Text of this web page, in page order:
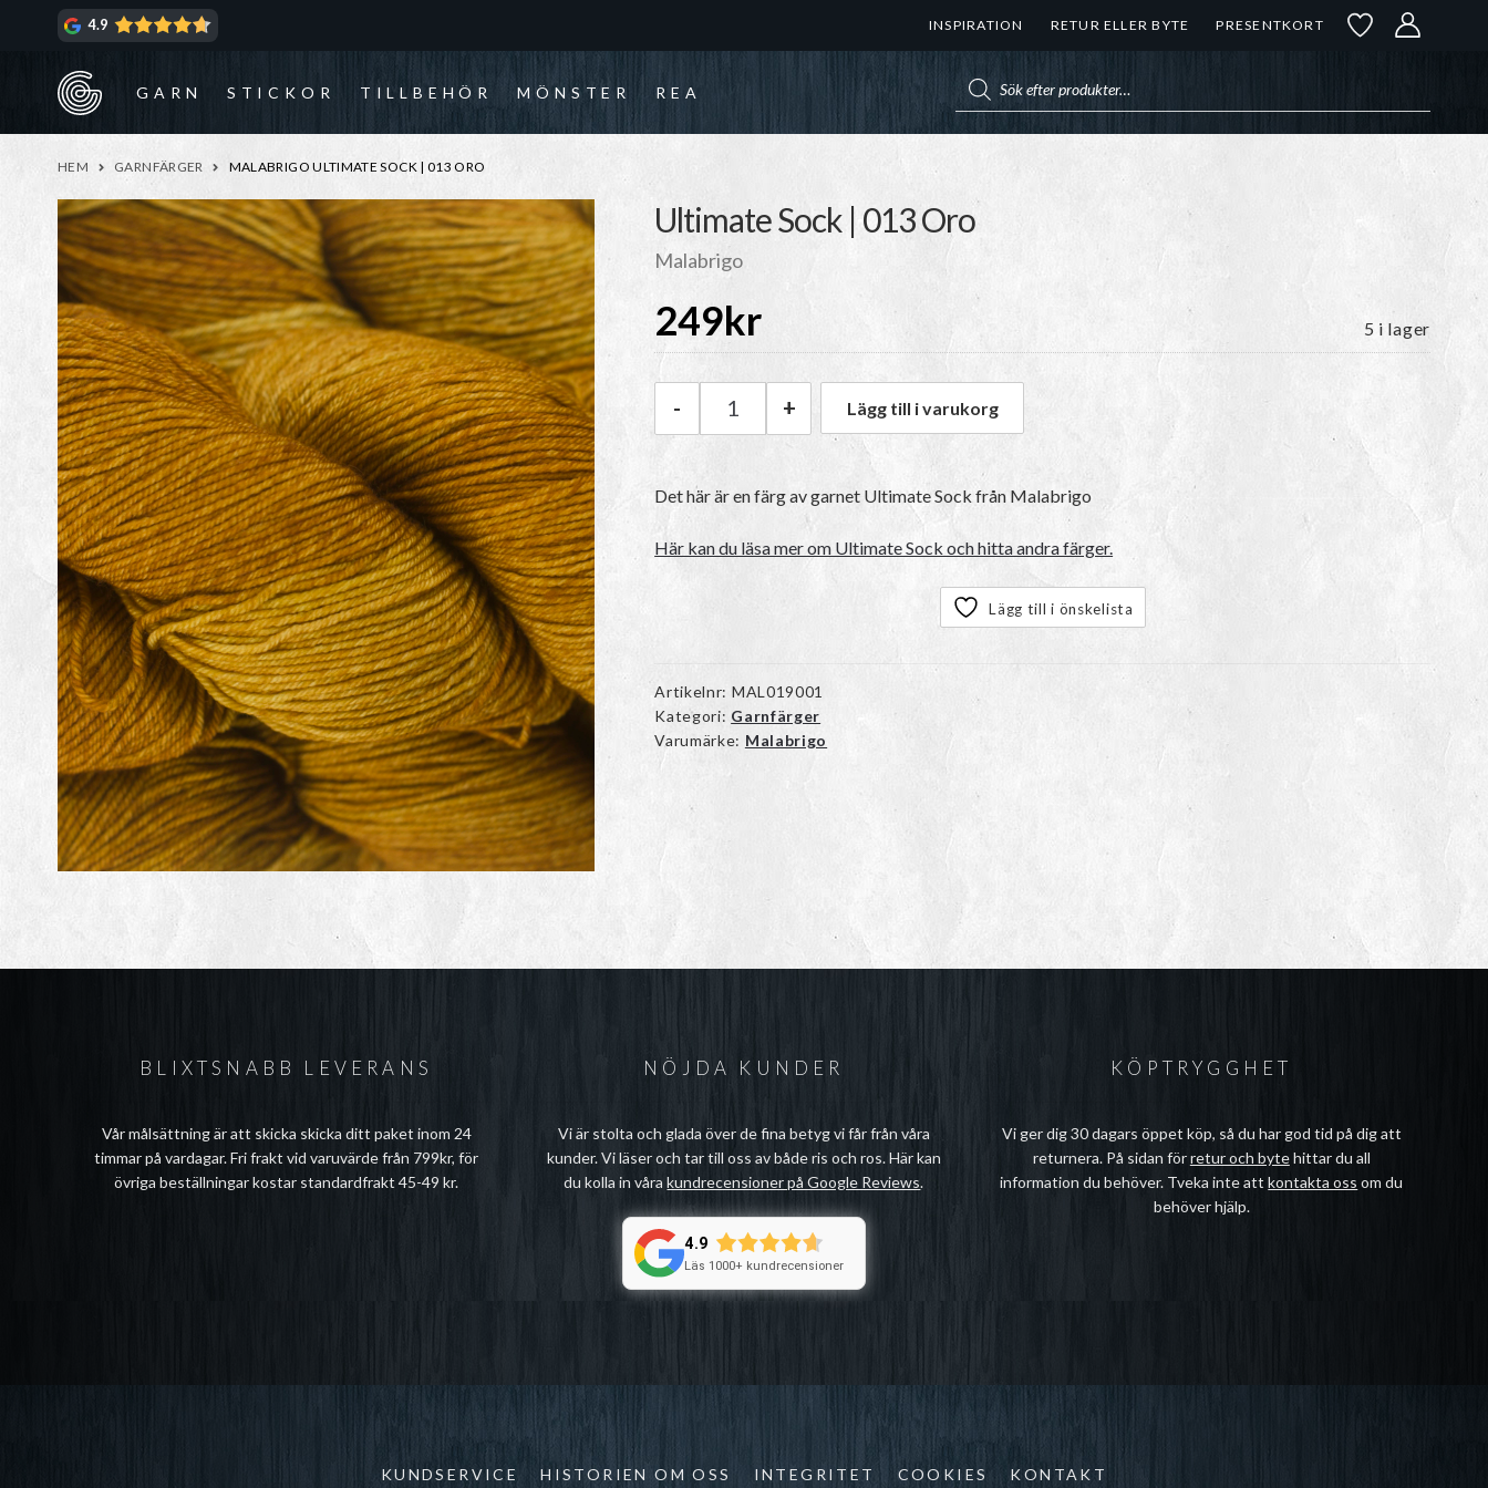
4.9 INSPIRATION RETUR ELLER BYTE PRESENTKORT
GARN STICKOR TILLBEHÖR MÖNSTER REA
HEM GARNFÄRGER MALABRIGO ULTIMATE SOCK | 013 ORO
Ultimate Sock | 013 Oro
Malabrigo
249kr 5 i lager
Malabrigo Ultimate Sock | 013 Oro mängd
- + Lägg till i varukorg
Det här är en färg av garnet Ultimate Sock från Malabrigo
Här kan du läsa mer om Ultimate Sock och hitta andra färger.
Lägg till i önskelista
Artikelnr: MAL019001
Kategori: Garnfärger
Varumärke: Malabrigo
BLIXTSNABB LEVERANS
Vår målsättning är att skicka skicka ditt paket inom 24
timmar på vardagar. Fri frakt vid varuvärde från 799kr, för
övriga beställningar kostar standardfrakt 45-49 kr.
NÖJDA KUNDER
Vi är stolta och glada över de fina betyg vi får från våra
kunder. Vi läser och tar till oss av både ris och ros. Här kan
du kolla in vårakundrecensioner på Google Reviews.
4.9
Läs 1000+ kundrecensioner
KÖPTRYGGHET
Vi ger dig 30 dagars öppet köp, så du har god tid på dig att
returnera. På sidan förretur och bytehittar du all
information du behöver. Tveka inte attkontakta oss om du
behöver hjälp.
KUNDSERVICE HISTORIEN OM OSS INTEGRITET COOKIES KONTAKT